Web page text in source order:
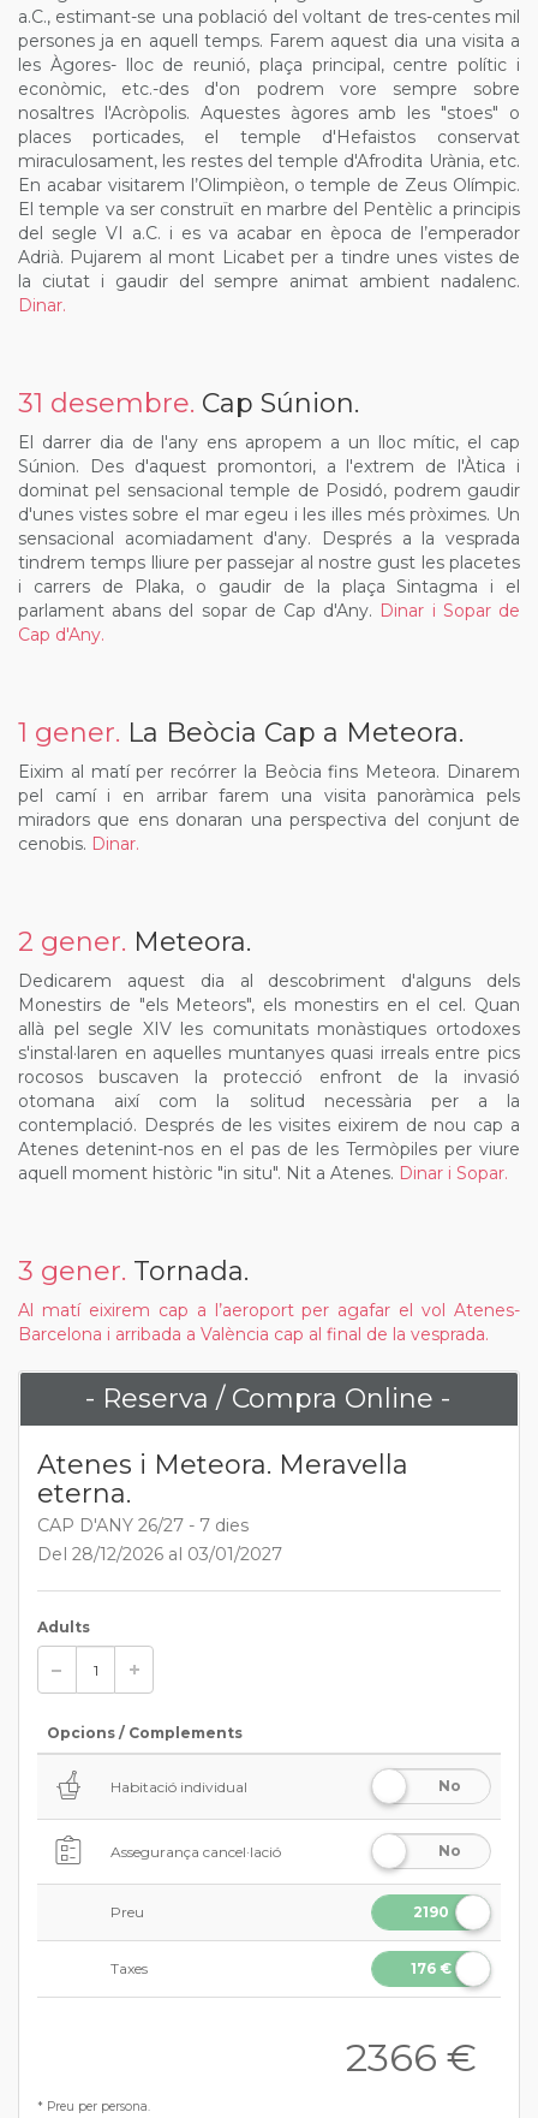
a.C., estimant-se una població del voltant de tres-centes mil
persones ja en aquell temps. Farem aquest dia una visita a
les Àgores- lloc de reunió, plaça principal, centre polític i
econòmic, etc.-des d'on podrem vore sempre sobre
nosaltres l'Acròpolis. Aquestes àgores amb les "stoes" o
places porticades, el temple d'Hefaistos conservat
miraculosament, les restes del temple d'Afrodita Urània, etc.
En acabar visitarem l’Olimpièon, o temple de Zeus Olímpic.
El temple va ser construït en marbre del Pentèlic a principis
del segle VI a.C. i es va acabar en època de l’emperador
Adrià. Pujarem al mont Licabet per a tindre unes vistes de
la ciutat i gaudir del sempre animat ambient nadalenc.
Dinar.
31 desembre. Cap Súnion.
El darrer dia de l'any ens apropem a un lloc mític, el cap
Súnion. Des d'aquest promontori, a l'extrem de l'Àtica i
dominat pel sensacional temple de Posidó, podrem gaudir
d'unes vistes sobre el mar egeu i les illes més pròximes. Un
sensacional acomiadament d'any. Després a la vesprada
tindrem temps lliure per passejar al nostre gust les placetes
i carrers de Plaka, o gaudir de la plaça Sintagma i el
parlament abans del sopar de Cap d'Any. Dinar i Sopar de
Cap d'Any.
1 gener. La Beòcia Cap a Meteora.
Eixim al matí per recórrer la Beòcia fins Meteora. Dinarem
pel camí i en arribar farem una visita panoràmica pels
miradors que ens donaran una perspectiva del conjunt de
cenobis. Dinar.
2 gener. Meteora.
Dedicarem aquest dia al descobriment d'alguns dels
Monestirs de "els Meteors", els monestirs en el cel. Quan
allà pel segle XIV les comunitats monàstiques ortodoxes
s'instal·laren en aquelles muntanyes quasi irreals entre pics
rocosos buscaven la protecció enfront de la invasió
otomana així com la solitud necessària per a la
contemplació. Després de les visites eixirem de nou cap a
Atenes detenint-nos en el pas de les Termòpiles per viure
aquell moment històric "in situ". Nit a Atenes. Dinar i Sopar.
3 gener. Tornada.
Al matí eixirem cap a l’aeroport per agafar el vol Atenes-
Barcelona i arribada a València cap al final de la vesprada.
- Reserva / Compra Online -
Atenes i Meteora. Meravella
eterna.
CAP D'ANY 26/27 - 7 dies
Del 28/12/2026 al 03/01/2027
Adults
Opcions / Complements
Habitació individual No
Assegurança cancel·lació No
Preu
2190
€
Taxes
176 €
2366 €
* Preu per persona.